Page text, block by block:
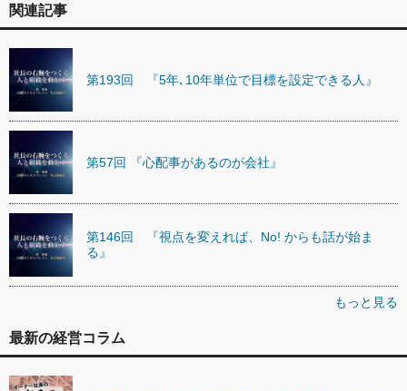
関連記事
第193回 『5年､10年単位で目標を設定できる人』
第57回 『心配事があるのが会社』
第146回 『視点を変えれば、No! からも話が始ま
る』
もっと見る
最新の経営コラム